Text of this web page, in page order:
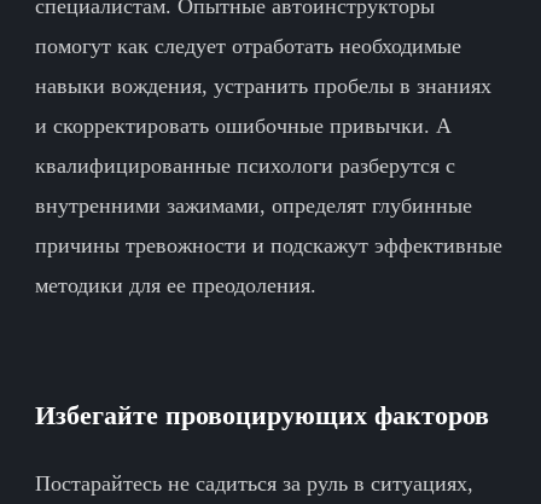
специалистам. Опытные автоинструкторы
помогут как следует отработать необходимые
навыки вождения, устранить пробелы в знаниях
и скорректировать ошибочные привычки. А
квалифицированные психологи разберутся с
внутренними зажимами, определят глубинные
причины тревожности и подскажут эффективные
методики для ее преодоления.
Избегайте провоцирующих факторов
Постарайтесь не садиться за руль в ситуациях,